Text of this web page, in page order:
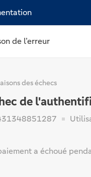
de l’erreur
des échecs
de
a échoué